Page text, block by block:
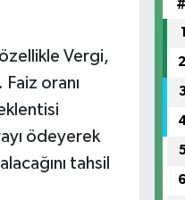
Vergi,
oranı
ödeyerek
tahsil
#
1
2
6